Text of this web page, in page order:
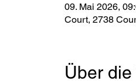
09. Mai 2026,
Court, 2738
Über